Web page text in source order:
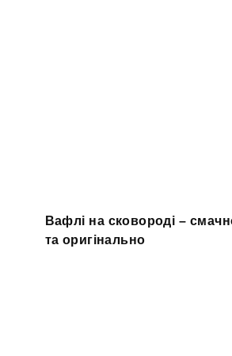
Вафлі на сковороді –
та оригінально